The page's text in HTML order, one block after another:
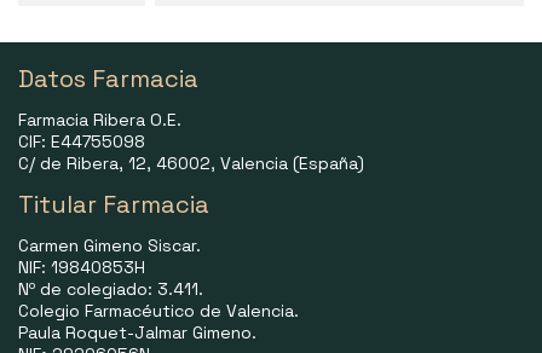
Datos Farmacia
Farmacia Ribera O.E.
CIF: E44755098
C/ de Ribera, 12, 46002, Valencia (España)
Titular Farmacia
Carmen Gimeno Siscar.
NIF: 19840853H
Nº de colegiado: 3.411.
Colegio Farmacéutico de Valencia.
Paula Roquet-Jalmar Gimeno.